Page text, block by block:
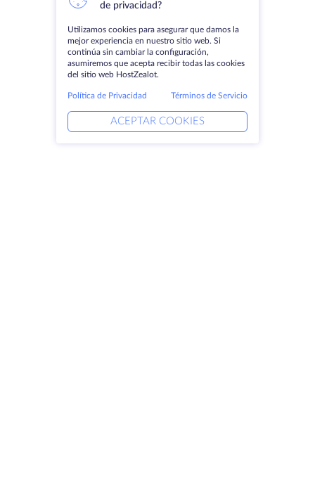
de privacidad?
Utilizamos cookies para asegurar que damos la
mejor experiencia en nuestro sitio web. Si
continúa sin cambiar la configuración,
asumiremos que acepta recibir todas las cookies
del sitio web HostZealot.
Política de Privacidad Términos de Servicio
ACEPTAR COOKIES